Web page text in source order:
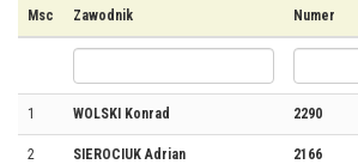
Msc Zawodnik Numer
1 WOLSKI Konrad 2290
2 SIEROCIUK Adrian 2166